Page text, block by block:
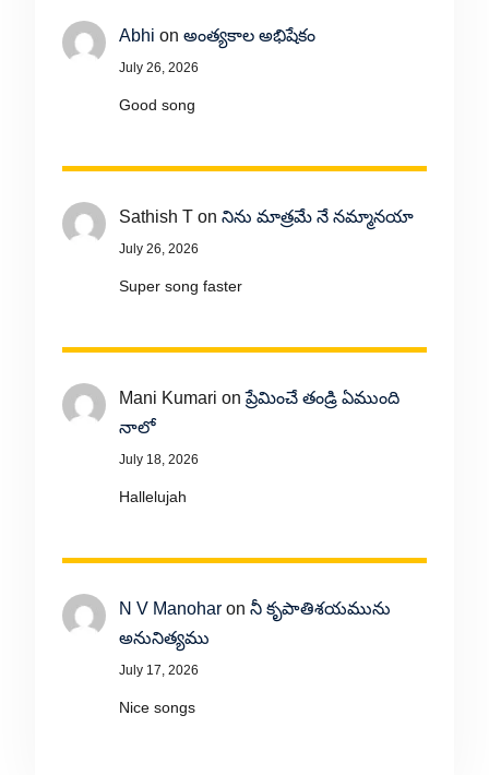
Abhi on అంత్యకాల అభిషేకం
July 26, 2026
Good song
Sathish Ton నిను మాత్రమే నే నమ్మానయా
July 26, 2026
Super song faster
Mani Kumari onప్రేమించే తండ్రి ఏముంది
నాలో
July 18, 2026
Hallelujah
N V Manoharon నీ కృపాతిశయమును
అనునిత్యము
July 17, 2026
Nice songs